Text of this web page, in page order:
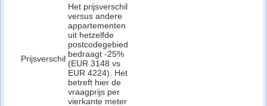
Prijsverschil
Het prijsverschil
versus andere
appartementen
uit hetzelfde
postcodegebied
bedraagt -25%
(EUR 3148 vs
EUR 4224). Het
betreft hier de
vraagprijs per
vierkante meter